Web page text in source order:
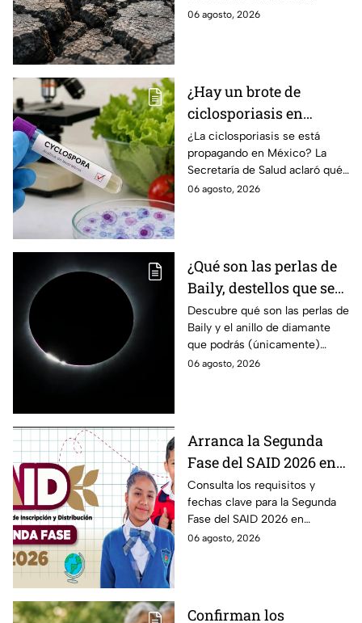
réplicas
réplicas. Científicos explican
06 agosto, 2026
¿Hay un brote de
ciclosporiasis en
México? Salud rompe
el silencio tras 33 casos
detectados
¿La ciclosporiasis se está
propagando en México? La
Secretaría de Salud aclaró qué
ocurre tras la detección de 33
06 agosto, 2026
¿Qué son las perlas de
Baily, destellos que se
podrán ver
ÚNICAMENTE durante
el eclipse solar 2026 del
12 de agosto?
Descubre qué son las perlas de
Baily y el anillo de diamante
que podrás (únicamente)
observar durante el eclipse
06 agosto, 2026
Arranca la Segunda
Fase del SAID 2026 en
Edomex para grados
intermedios: Fechas
clave y requisitos para
cambios de escuela
Consulta los requisitos y
fechas clave para la Segunda
Fase del SAID 2026 en
Edomex y asegura el traslado
06 agosto, 2026
Confirman los